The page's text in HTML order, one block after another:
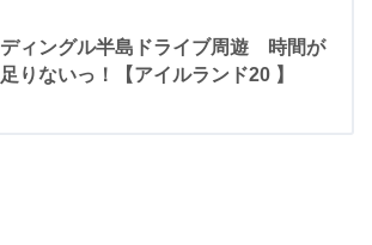
ディングル半島ドライブ周遊 時間が
足りないっ！【アイルランド20 】